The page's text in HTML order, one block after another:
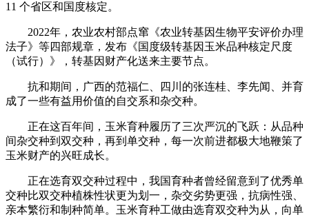
11 个省区和国度核定。
2022年，农业农村部点窜《农业转基因生物平安评价办理
法子》等四部规章，发布《国度级转基因玉米品种核定尺度
（试行）》，转基因财产化送来主要节点。
抗和期间，广西的范福仁、四川的张连桂、李先闻、并育
成了一些有益用价值的自交系和杂交种。
正在这百年间，玉米育种履历了三次严沉的飞跃：从品种
间杂交种到双交种，再到单交种，每一次前进都极大地鞭策了
玉米财产的兴旺成长。
正在选育双交种过程中，我国育种者曾经留意到了优秀单
交种比双交种植株性状更为划一，杂交劣势更强，抗病性强、
亲本繁衍和制种简单。玉米育种工做由选育双交种为从，向单